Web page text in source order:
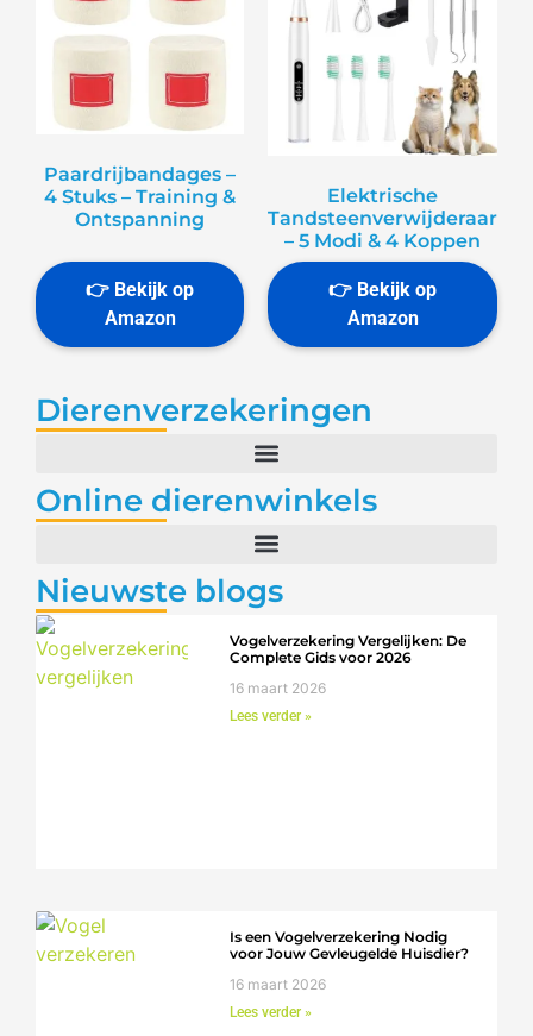
Paardrijbandages –
4 Stuks – Training &
Ontspanning
Elektrische
Tandsteenverwijderaar
– 5 Modi & 4 Koppen
Dierenverzekeringen
Online dierenwinkels
Nieuwste blogs
Vogelverzekering Vergelijken: De
Complete Gids voor 2026
16 maart 2026
Lees verder »
Is een Vogelverzekering Nodig
voor Jouw Gevleugelde Huisdier?
16 maart 2026
Lees verder »